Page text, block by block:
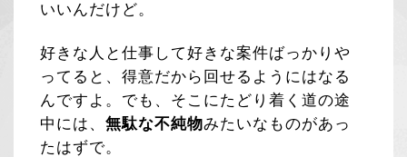
いいんだけど。
好きな人と仕事して好きな案件ばっかりや
ってると、得意だから回せるようにはなる
んですよ。でも、そこにたどり着く道の途
中には、無駄な不純物みたいなものがあっ
たはずで。